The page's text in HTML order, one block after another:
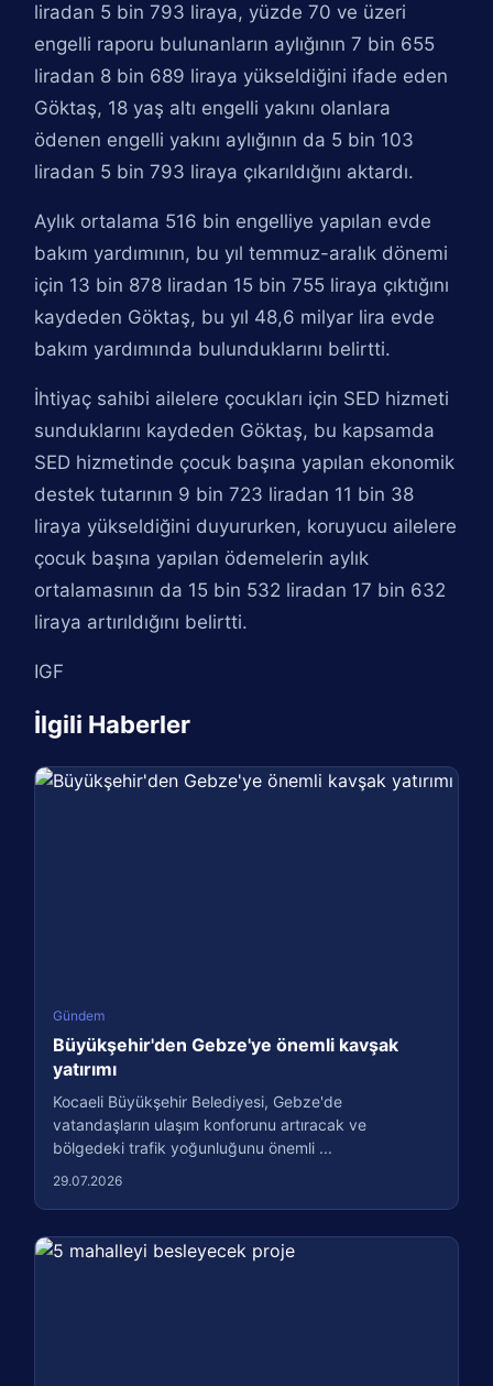
liradan 5 bin 793 liraya, yüzde 70 ve üzeri
engelli raporu bulunanların aylığının 7 bin 655
liradan 8 bin 689 liraya yükseldiğini ifade eden
Göktaş, 18 yaş altı engelli yakını olanlara
ödenen engelli yakını aylığının da 5 bin 103
liradan 5 bin 793 liraya çıkarıldığını aktardı.
Aylık ortalama 516 bin engelliye yapılan evde
bakım yardımının, bu yıl temmuz-aralık dönemi
için 13 bin 878 liradan 15 bin 755 liraya çıktığını
kaydeden Göktaş, bu yıl 48,6 milyar lira evde
bakım yardımında bulunduklarını belirtti.
İhtiyaç sahibi ailelere çocukları için SED hizmeti
sunduklarını kaydeden Göktaş, bu kapsamda
SED hizmetinde çocuk başına yapılan ekonomik
destek tutarının 9 bin 723 liradan 11 bin 38
liraya yükseldiğini duyururken, koruyucu ailelere
çocuk başına yapılan ödemelerin aylık
ortalamasının da 15 bin 532 liradan 17 bin 632
liraya artırıldığını belirtti.
IGF
İlgili Haberler
Gündem
Büyükşehir'den Gebze'ye önemli kavşak
yatırımı
Kocaeli Büyükşehir Belediyesi, Gebze'de
vatandaşların ulaşım konforunu artıracak ve
bölgedeki trafik yoğunluğunu önemli ...
29.07.2026